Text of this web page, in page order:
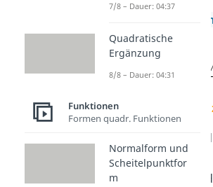
Das
Nullstellen
Zuerst musst du
7/8 – Dauer: 04:37
Quadratische
Ergänzung
8/8 – Dauer: 04:31
Funktionen
Formen quadr. Funktionen
Normalform und
Scheitelpunktfor
m